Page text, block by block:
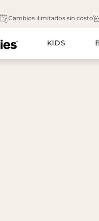
Cambios ilimitados sin costo
KIDS